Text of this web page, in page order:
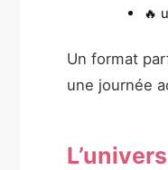
🔥
Un format
une journée